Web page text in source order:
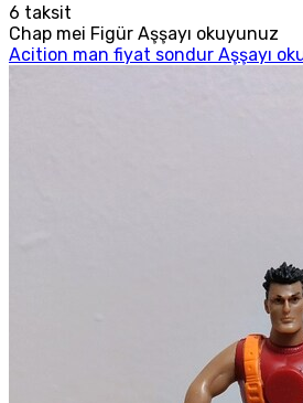
6 taksit
Chap mei Figür Aşşayı okuyunuz
Acition man fiyat sondur Aşşayı